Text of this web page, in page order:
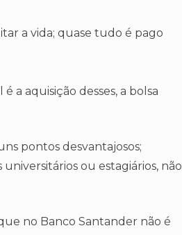
a vida; quase tudo é pago
a aquisição desses, a bolsa
pontos desvantajosos;
ou estagiários, não
no Banco Santander não é